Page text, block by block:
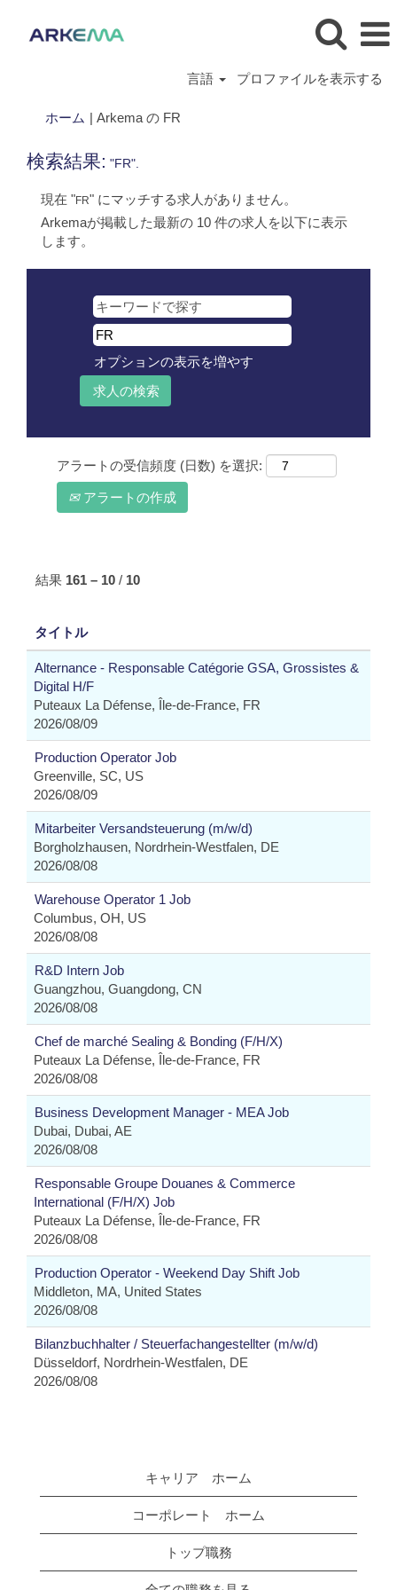
言語 プロファイルを表示する
ホーム | Arkema の FR
ー
ジ)
検索結果: "FR".
現在 "FR" にマッチする求人がありません。
Arkemaが掲載した最新の 10 件の求人を以下に表示
します。
オプションの表示を増やす
アラートの受信頻度 (日数) を選択:
アラートの作成
結果 161 – 10 / 10
タイトル
Alternance - Responsable Catégorie GSA, Grossistes &
Digital H/F
Puteaux La Défense, Île-de-France, FR
2026/08/09
Production Operator Job
Greenville, SC, US
2026/08/09
Mitarbeiter Versandsteuerung (m/w/d)
Borgholzhausen, Nordrhein-Westfalen, DE
2026/08/08
Warehouse Operator 1 Job
Columbus, OH, US
2026/08/08
R&D Intern Job
Guangzhou, Guangdong, CN
2026/08/08
Chef de marché Sealing & Bonding (F/H/X)
Puteaux La Défense, Île-de-France, FR
2026/08/08
Business Development Manager - MEA Job
Dubai, Dubai, AE
2026/08/08
Responsable Groupe Douanes & Commerce
International (F/H/X) Job
Puteaux La Défense, Île-de-France, FR
2026/08/08
Production Operator - Weekend Day Shift Job
Middleton, MA, United States
2026/08/08
Bilanzbuchhalter / Steuerfachangestellter (m/w/d)
Düsseldorf, Nordrhein-Westfalen, DE
2026/08/08
キャリア ホーム
コーポレート ホーム
トップ職務